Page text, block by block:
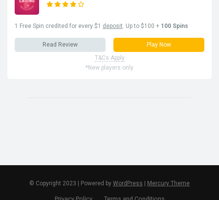
1 Free Spin credited for every $1 deposit . Up to $100 + 100 Spins
Read Review
Play Now
T&Cs Apply
*New players only
© Copyright 2023 | Powered by WordPress Mercury Theme